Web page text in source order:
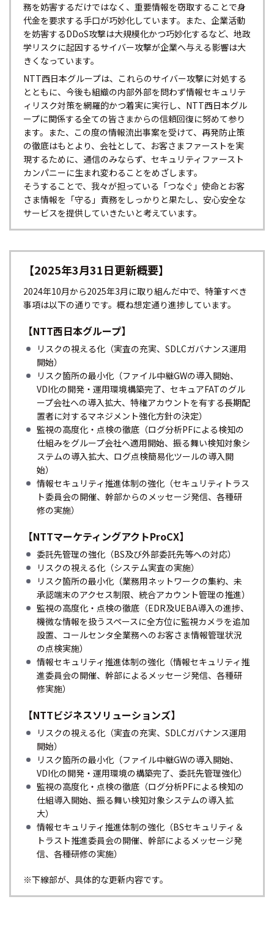
務を妨害するだけではなく、重要情報を窃取することで身
代金を要求する手口が巧妙化しています。また、企業活動
を妨害するDDoS攻撃は大規模化かつ巧妙化するなど、地政
学リスクに起因するサイバー攻撃が企業へ与える影響は大
きくなっています。
NTT西日本グループは、これらのサイバー攻撃に対処する
とともに、今後も組織の内部外部を問わず情報セキュリテ
ィリスク対策を網羅的かつ着実に実行し、NTT西日本グル
ープに関係する全ての皆さまからの信頼回復に努めて参り
ます。また、この度の情報流出事案を受けて、再発防止策
の徹底はもとより、会社として、お客さまファーストを実
現するために、通信のみならず、セキュリティファースト
カンパニーに生まれ変わることをめざします。
そうすることで、我々が担っている「つなぐ」使命とお客
さま情報を「守る」責務をしっかりと果たし、安心安全な
サービスを提供していきたいと考えています。
【2025年3月31日更新概要】
2024年10月から2025年3月に取り組んだ中で、特筆すべき
事項は以下の通りです。概ね想定通り進捗しています。
【NTT西日本グループ】
リスクの視える化（実査の充実、SDLCガバナンス運用
開始）
リスク箇所の最小化（ファイル中継GWの導入開始、
VDI化の開発・運用環境構築完了、セキュアFATのグル
ープ会社への導入拡大、特権アカウントを有する長期配
置者に対するマネジメント強化方針の決定）
監視の高度化・点検の徹底（ログ分析PFによる検知の
仕組みをグループ会社へ適用開始、振る舞い検知対象シ
ステムの導入拡大、ログ点検簡易化ツールの導入開
始）
情報セキュリティ推進体制の強化（セキュリティトラス
ト委員会の開催、幹部からのメッセージ発信、各種研
修の実施）
【NTTマーケティングアクトProCX】
委託先管理の強化（BS及び外部委託先等への対応）
リスクの視える化（システム実査の実施）
リスク箇所の最小化（業務用ネットワークの集約、未
承認端末のアクセス制限、統合アカウント管理の推進）
監視の高度化・点検の徹底（EDR及UEBA導入の進捗、
機微な情報を扱うスペースに全方位に監視カメラを追加
設置、コールセンタ全業務へのお客さま情報管理状況
の点検実施）
情報セキュリティ推進体制の強化（情報セキュリティ推
進委員会の開催、幹部によるメッセージ発信、各種研
修実施）
【NTTビジネスソリューションズ】
リスクの視える化（実査の充実、SDLCガバナンス運用
開始）
リスク箇所の最小化（ファイル中継GWの導入開始、
VDI化の開発・運用環境の構築完了、委託先管理強化）
監視の高度化・点検の徹底（ログ分析PFによる検知の
仕組導入開始、振る舞い検知対象システムの導入拡
大）
情報セキュリティ推進体制の強化（BSセキュリティ＆
トラスト推進委員会の開催、幹部によるメッセージ発
信、各種研修の実施）
※下線部が、具体的な更新内容です。